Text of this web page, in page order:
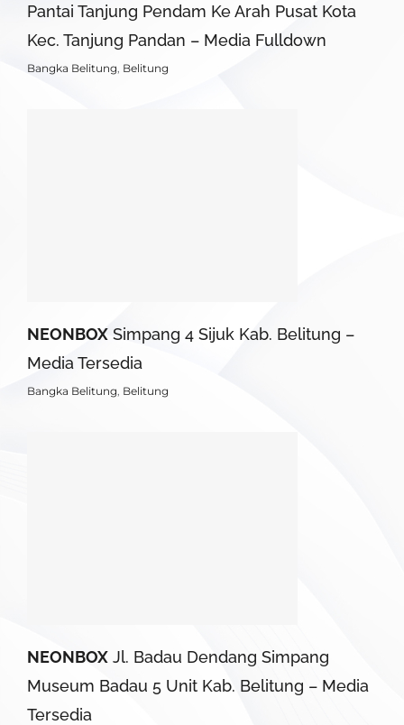
Pantai Tanjung Pendam Ke Arah Pusat Kota
Kec. Tanjung Pandan – Media Fulldown
Bangka Belitung Belitung
NEONBOX Simpang 4 Sijuk Kab. Belitung –
Media Tersedia
Bangka Belitung Belitung
NEONBOX Jl. Badau Dendang Simpang
Museum Badau 5 Unit Kab. Belitung – Media
Tersedia